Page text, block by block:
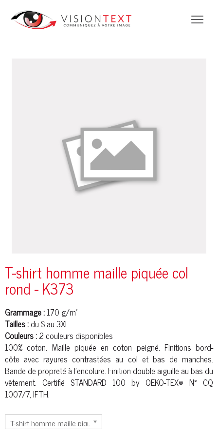
T-shirt homme maille piquée col
rond - K373
Grammage :170 g/m²
Tailles :du S au 3XL
Couleurs :2 couleurs disponibles
100% coton. Maille piquée encoton peigné. Finitions bord-
côte avec rayures contrastées au col et bas de manches.
Bande de propreté à l'encolure. Finition double aiguille au bas du
vêtement. Certifié STANDARD 100 by OEKO-TEX® N° CQ
1007/7, IFTH.